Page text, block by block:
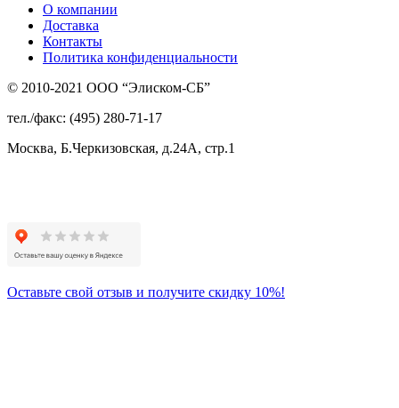
О компании
Доставка
Контакты
Политика конфиденциальности
© 2010-2021 ООО “Элиском-СБ”
тел./факс: (495) 280-71-17
Москва, Б.Черкизовская, д.24А, стр.1
Оставьте свой отзыв и получите скидку 10%!